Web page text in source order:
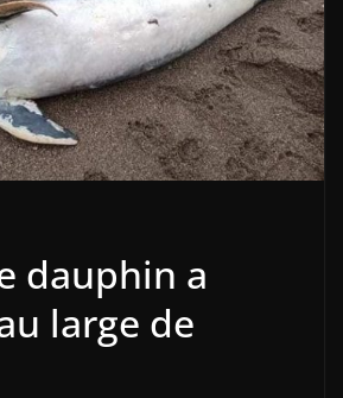
dauphin a
large de